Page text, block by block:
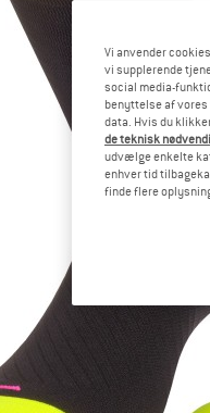
Vi anvender
vi supplerende
social media-
benyttelse af
data. Hvis du
de teknisk
udvælge enkelte
enhver tid
finde flere